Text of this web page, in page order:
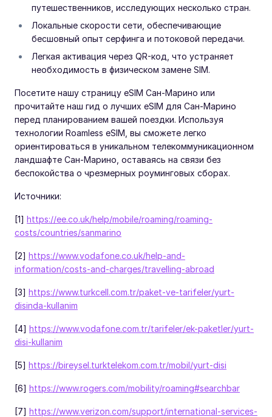
путешественников, исследующих несколько стран.
Локальные скорости сети, обеспечивающие
бесшовный опыт серфинга и потоковой передачи.
Легкая активация через QR-код, что устраняет
необходимость в физическом замене SIM.
Посетите нашу страницу eSIM Сан-Марино или
прочитайте наш гид о лучших eSIM для Сан-Марино
перед планированием вашей поездки. Используя
технологии Roamless eSIM, вы сможете легко
ориентироваться в уникальном телекоммуникационном
ландшафте Сан-Марино, оставаясь на связи без
беспокойства о чрезмерных роуминговых сборах.
Источники:
[1] https://ee.co.uk/help/mobile/roaming/roaming-
costs/countries/sanmarino
[2] https://www.vodafone.co.uk/help-and-
information/costs-and-charges/travelling-abroad
[3] https://www.turkcell.com.tr/paket-ve-tarifeler/yurt-
disinda-kullanim
[4] https://www.vodafone.com.tr/tarifeler/ek-paketler/yurt-
disi-kullanim
[5] https://bireysel.turktelekom.com.tr/mobil/yurt-disi
[6] https://www.rogers.com/mobility/roaming#searchbar
[7] https://www.verizon.com/support/international-services-